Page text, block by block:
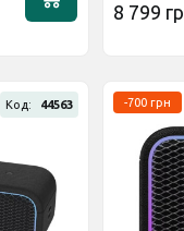
8 799
Код: 44563 -700 грн